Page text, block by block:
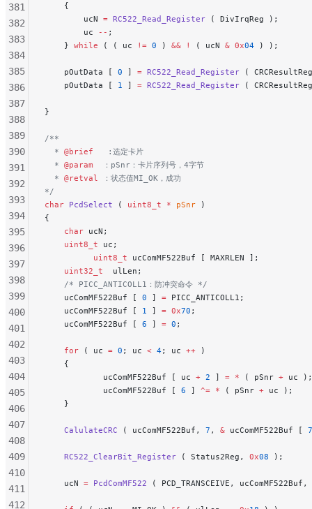
    {
        ucN
= RC522_Read_Register ( DivIrqReg );
        uc
-- ;
    }
while ( ( uc != 0 ) && ! ( ucN & 0x04 ) );
    pOutData [
0 ] = RC522_Read_Register (
    pOutData [
1 ] = RC522_Read_Register (
}
/**
  *
@brief
   :选定卡片
  *
@param
  ：pSnr：卡片序列号，4字节
  *
@retval ：状态值MI_OK，成功
*/
char PcdSelect ( uint8_t * pSnr )
{
    char
ucN;
    uint8_t
uc;
          uint8_t
ucComMF522Buf [ MAXRLEN ];
    uint32_t
  ulLen;
    /* PICC_ANTICOLL1：防冲突命令 */
    ucComMF522Buf [
0 ] = PICC_ANTICOLL1;
    ucComMF522Buf [
1 ] = 0x70 ;
    ucComMF522Buf [
6 ] = 0 ;
    for
( uc = 0 ; uc < 4; uc ++ )
    {
            ucComMF522Buf [ uc
+ 2 ] = * ( pSnr + uc );
            ucComMF522Buf [
6 ] ^= * ( pSnr + uc );
    }
    CalulateCRC
( ucComMF522Buf, 7 , & ucComMF522Buf [ 7
    RC522_ClearBit_Register
( Status2Reg, 0x08 );
    ucN
= PcdComMF522 ( PCD_TRANSCEIVE, ucComMF522Buf,
381
382
383
384
385
386
387
388
389
390
391
392
393
394
395
396
397
398
399
400
401
402
403
404
405
406
407
408
409
410
411
412